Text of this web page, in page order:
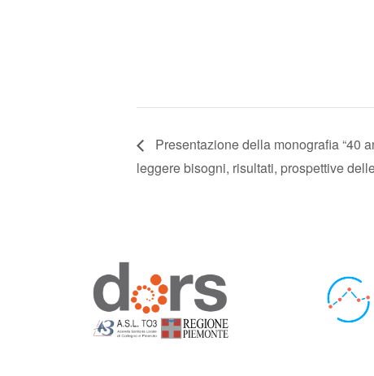
Presentazione della monografia “40
leggere bisogni, risultati, prospettive